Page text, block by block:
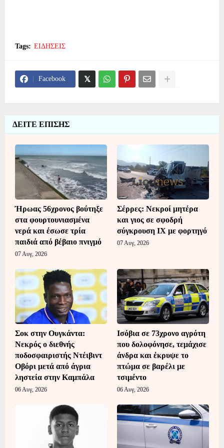
Tags: ΕΙΔΗΣΕΙΣ
Facebook
ΔΕΙΤΕ ΕΠΙΣΗΣ
Ήρωας 56χρονος βούτηξε
στα φουρτουνιασμένα
νερά και έσωσε τρία
παιδιά από βέβαιο πνιγμό
07 Αυγ, 2026
Σέρρες: Νεκροί μητέρα
και γιος σε σφοδρή
σύγκρουση ΙΧ με φορτηγό
07 Αυγ, 2026
Σοκ στην Ουγκάντα:
Νεκρός ο διεθνής
ποδοσφαιριστής Ντέιβιντ
Οβόρι μετά από άγρια
ληστεία στην Καμπάλα
06 Αυγ, 2026
Ισόβια σε 73χρονο αγρότη
που δολοφόνησε, τεμάχισε
άνδρα και έκρυψε το
πτώμα σε βαρέλι με
τσιμέντο
06 Αυγ, 2026